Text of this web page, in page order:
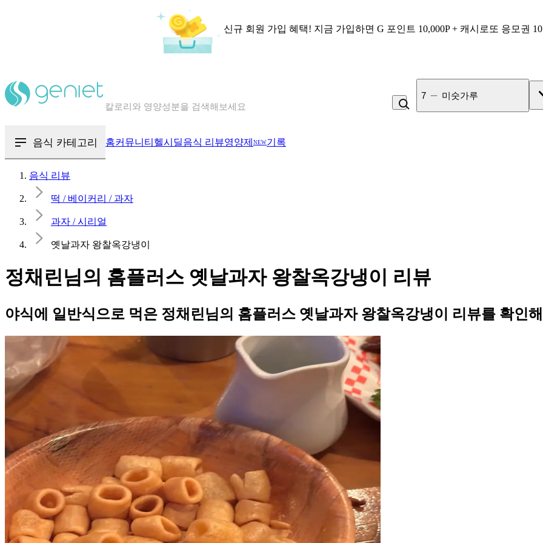
신규 회원 가입 혜택! 지금 가입하면 G 포인트 10,000P + 캐시로또 응모권
혈당 · 다이어트 음식 검색해보세요
7 미숫가루
음식 카테고리 홈커뮤니티 헬시딜음식 리뷰영양제 NEW기록
음식 리뷰
떡 / 베이커리 / 과자
과자 / 시리얼
옛날과자 왕찰옥강냉이
정채린님의 홈플러스 옛날과자 왕찰옥강냉이 리뷰
야식에 일반식으로 먹은 정채린님의 홈플러스 옛날과자 왕찰옥강냉이 리뷰를 확인